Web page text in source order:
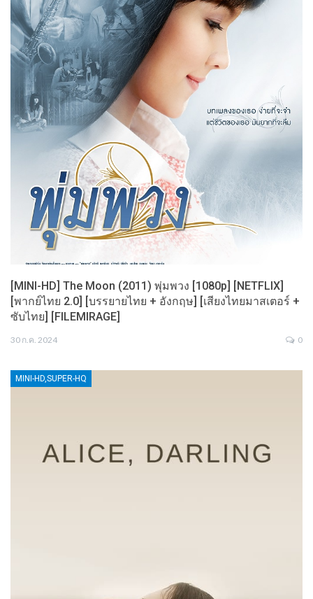
[MINI-HD] The Moon (2011) พุ่มพวง [1080p] [NETFLIX]
[พากย์ไทย 2.0] [บรรยายไทย + อังกฤษ] [เสียงไทยมาสเตอร์ +
ซับไทย] [FILEMIRAGE]
30 ก.ค. 2024 0
MINI-HD,SUPER-HQ